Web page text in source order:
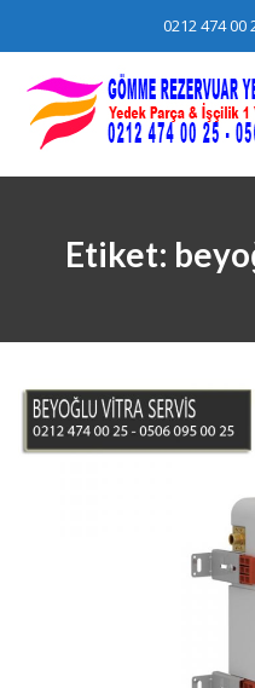
content
0212 474 00
Etiket: